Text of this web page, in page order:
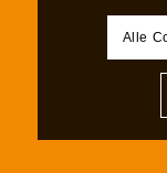
Alle